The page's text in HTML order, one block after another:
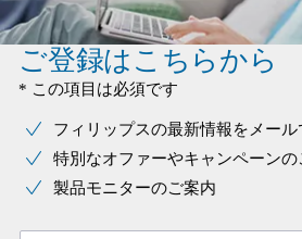
ご登録はこちらから
* この項目は必須です
フィリップスの最新情報をメール
特別なオファーやキャンペーンの
製品モニターのご案内